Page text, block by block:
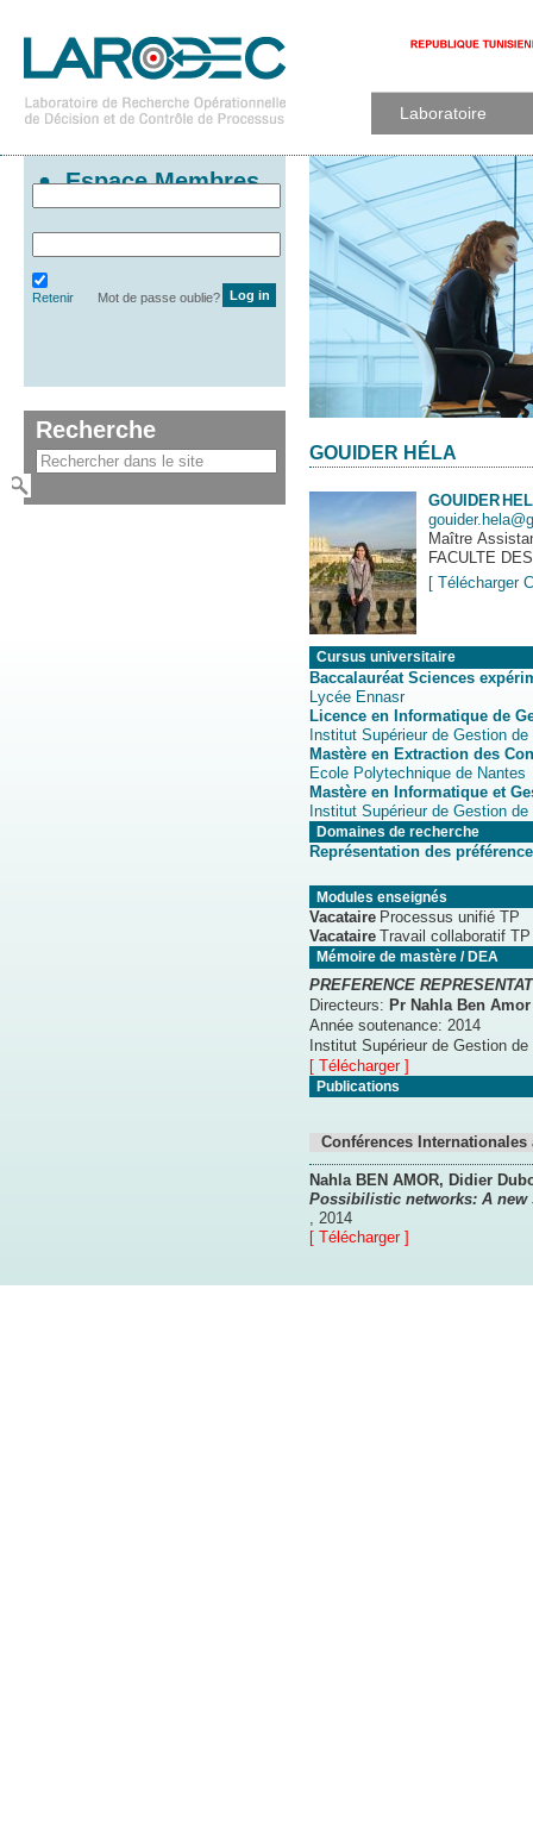
Laboratoire
GOUIDER HÉLA
GOUIDER
Maître
FACULTE
[ Télécharger
Cursus universitaire
Baccalauréat Sciences
Lycée Ennasr
Licence en Informatique de
Institut Supérieur de Gestion de
Mastère en Extraction des
Ecole Polytechnique de Nantes
Mastère en Informatique et
Institut Supérieur de Gestion de
Domaines de recherche
Représentation des
Modules enseignés
Vacataire Processus unifié TP
Vacataire Travail collaboratif TP
Mémoire de mastère / DEA
PREFERENCE
Directeurs: Pr Nahla Ben Amor
Année soutenance: 2014
Institut Supérieur de Gestion de
[ Télécharger ]
Publications
Conférences
Nahla BEN AMOR, Didier
Possibilistic networks: A
, 2014
[ Télécharger ]
Espace Membres
Retenir Mot de passe oublie?
Recherche